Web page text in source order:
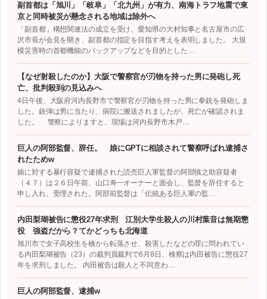
副首都は「旭川」「岐阜」「北九州」が有力、南海トラフ地震で東
京と同時被災が懸念される地域は除外へ
「副首都」構想関連法の成立を受け、愛知県の大村知事と名古屋市の広
沢市長が会見を開き、副首都の指定を目指す考えを表明しました。 大規
模災害時の首都機能のバックアップなどを目的とした…
【なぜ射殺したのか】大阪で警察官が刃物を持った男に発砲し死
亡、批判殺到の見込みへ
4日午後、大阪府河内長野市で警察官が刃物を持った男に拳銃を発砲しま
した。銃弾は男に当たり、病院に搬送されましたが、死亡が確認されま
した。 警察によりますと、現場は河内長野市木戸…
巨人の阿部監督、辞任。 娘にGPTに相談されて警察呼ばれ逮捕さ
れたためw
娘に対する暴行容疑で逮捕された読売巨人軍監督の阿部慎之助容疑者
（４７）は２６日午前、山口寿一オーナーと面会し、監督を辞任すると
申し入れ、受理された。阿部前監督は「伝統ある巨人軍の監…
内田梨瑚被告に懲役27年求刑 江別大学生殺人の川村葉音は無期懲
役 強盗だから？てかどっちも北海道
旭川市で女子高校生を橋から転落させ、殺害したなどの罪に問われてい
る内田梨瑚被告（23）の裁判員裁判で6月8日、検察は内田被告に懲役27
年を求刑しました。 内田被告は殺人と不同意わ…
巨人の阿部監督、逮捕w